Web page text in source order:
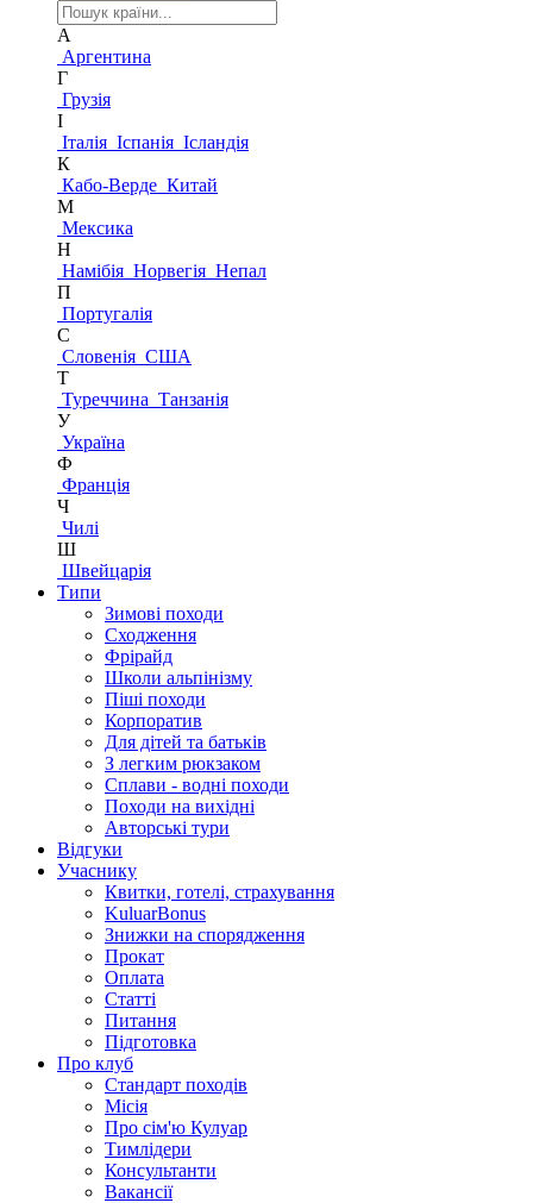
А
Аргентина
Г
Грузія
І
Італія Іспанія Ісландія
К
Кабо-Верде Китай
М
Мексика
Н
Намібія Норвегія Непал
П
Португалія
С
Словенія США
Т
Туреччина Танзанія
У
Україна
Ф
Франція
Ч
Чилі
Ш
Швейцарія
Типи
Зимові походи
Сходження
Фрірайд
Школи альпінізму
Піші походи
Корпоратив
Для дітей та батьків
З легким рюкзаком
Сплави - водні походи
Походи на вихідні
Авторські тури
Відгуки
Учаснику
Квитки, готелі, страхування
KuluarBonus
Знижки на спорядження
Прокат
Оплата
Статті
Питання
Підготовка
Про клуб
Стандарт походів
Місія
Про сім'ю Кулуар
Тимлідери
Консультанти
Вакансії